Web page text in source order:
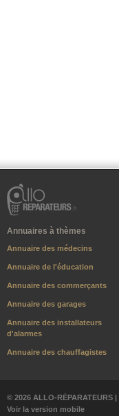
Annuaires à thèmes
Annuaire des médecins
Annuaire de l'éducation
Annuaire des commerçants
Annuaire des garages
Annuaire des installateurs
d'alarmes
Annuaire des chauffagistes
© 2026 ALLO-RÉPARATEURS |
Voir la version mobile